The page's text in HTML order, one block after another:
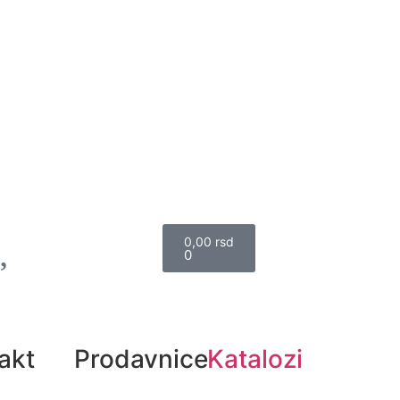
0,00 rsd
0
ProdavniceKatalozi